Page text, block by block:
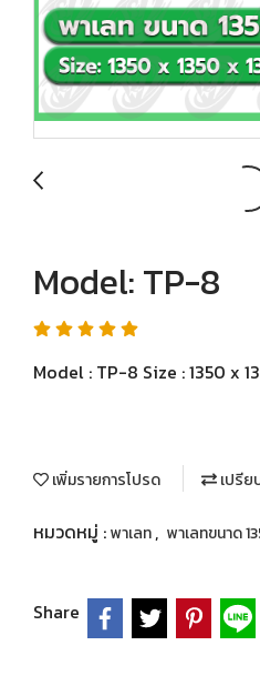
Model: TP-8
Model : TP-8 Size : 1350 x
เพิ่มรายการโปรด เปรีย
หมวดหมู่ :พาเลท, พาเลทขนาด
Share